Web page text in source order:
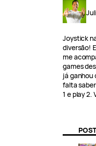
Joystick
diversão!
me
games
já ganhou
falta
1 e play 2.